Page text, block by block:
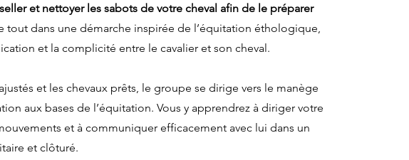
et nettoyer les sabots de votre cheval afin de le préparer
tout dans une démarche inspirée de l’équitation éthologique,
et la complicité entre le cavalier et son cheval.
et les chevaux prêts, le groupe se dirige vers le manège
aux bases de l’équitation. Vous y apprendrez à diriger votre
et à communiquer efficacement avec lui dans un
et clôturé.